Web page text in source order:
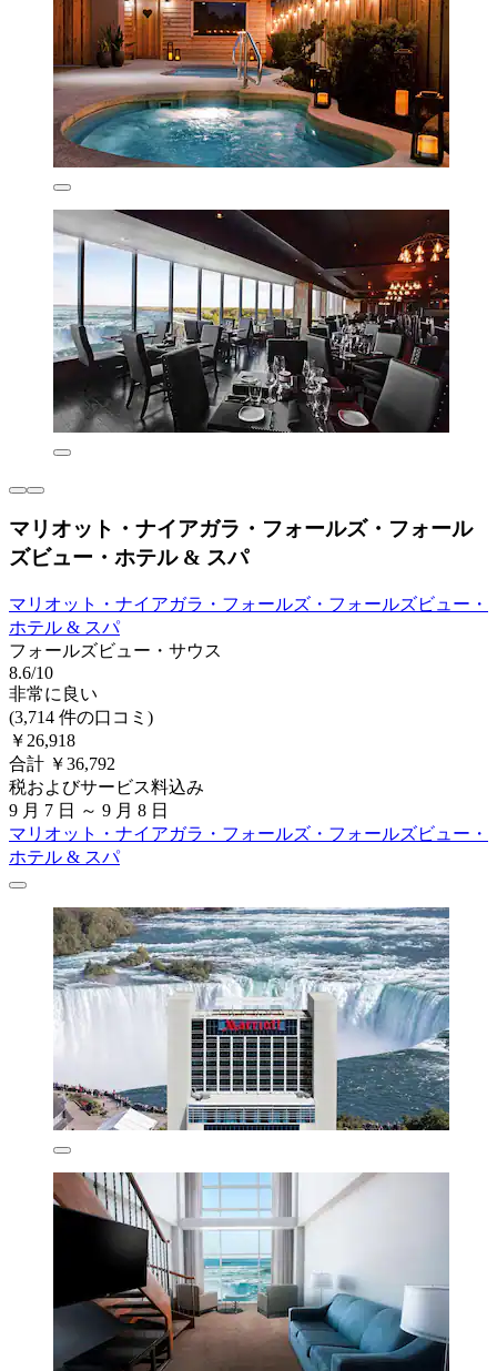
マリオット・ナイアガラ・フォールズ・フォール
ズビュー・ホテル & スパ
マリオット・ナイアガラ・フォールズ・フォールズビュー・
ホテル & スパ
フォールズビュー・サウス
8.6/10
非常に良い
(3,714 件の口コミ)
￥26,918
合計 ￥36,792
税およびサービス料込み
9 月 7 日 ～ 9 月 8 日
マリオット・ナイアガラ・フォールズ・フォールズビュー・
ホテル & スパ